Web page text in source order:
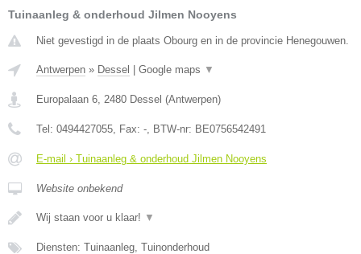
Tuinaanleg & onderhoud Jilmen Nooyens
Niet gevestigd in de plaats Obourg en in de provincie Henegouwen.
Antwerpen » Dessel Google maps ▼
Europalaan 6 2480 Dessel (Antwerpen)
Tel: 0494427055 , Fax: - , BTW-nr: BE0756542491
E-mail › Tuinaanleg & onderhoud Jilmen Nooyens
Website onbekend
Wij staan voor u klaar! ▼
Diensten: Tuinaanleg, Tuinonderhoud